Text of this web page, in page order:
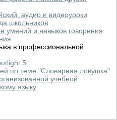
аудио и видеоуроки
школьников
умений и навыков говорения
в профессиональной
5
по теме "Словарная ловушка"
учебной
языку.